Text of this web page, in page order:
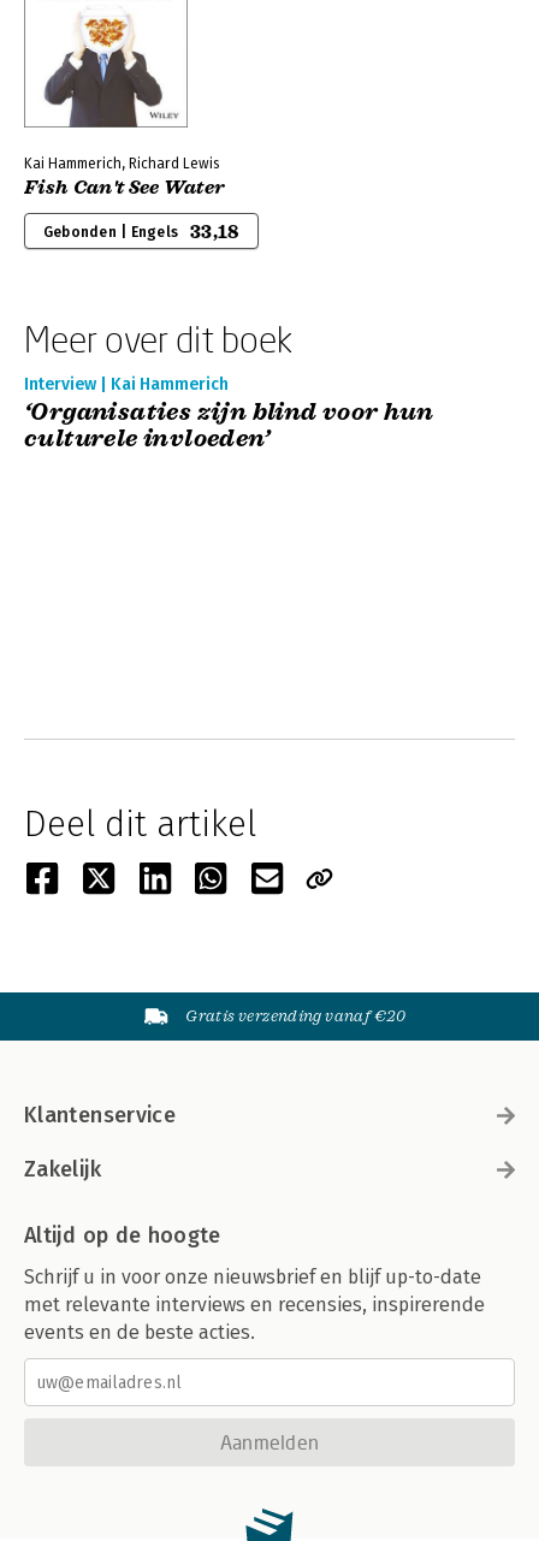
Kai Hammerich, Richard Lewis
Fish Can't See Water
Gebonden | Engels 33,18
Meer over dit boek
Interview | Kai Hammerich
‘Organisaties zijn blind voor hun
culturele invloeden’
Deel dit artikel
Gratis verzending vanaf €20
Klantenservice
Zakelijk
Altijd op de hoogte
Schrijf u in voor onze nieuwsbrief en blijf up-to-date
met relevante interviews en recensies, inspirerende
events en de beste acties.
Aanmelden